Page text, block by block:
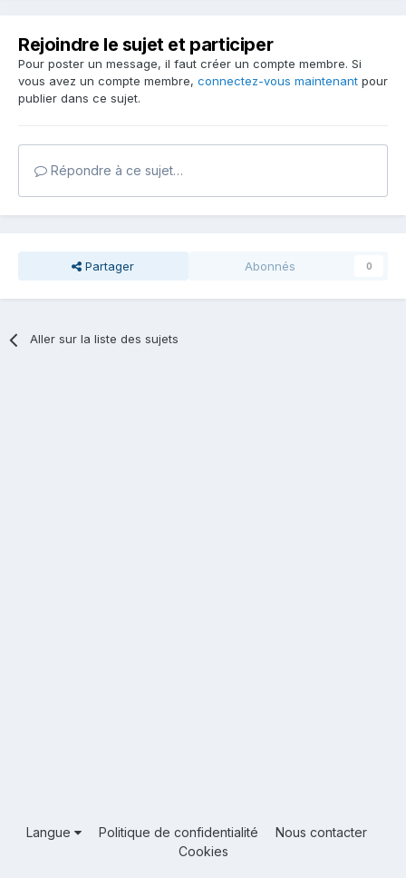
Rejoindre le sujet et participer
Pour poster un message, il faut créer un compte membre. Si
vous avez un compte membre, connectez-vous maintenant pour
publier dans ce sujet.
Répondre à ce sujet…
Partager Abonnés 0
Aller sur la liste des sujets
Langue Politique de confidentialité
Nous contacter
Cookies